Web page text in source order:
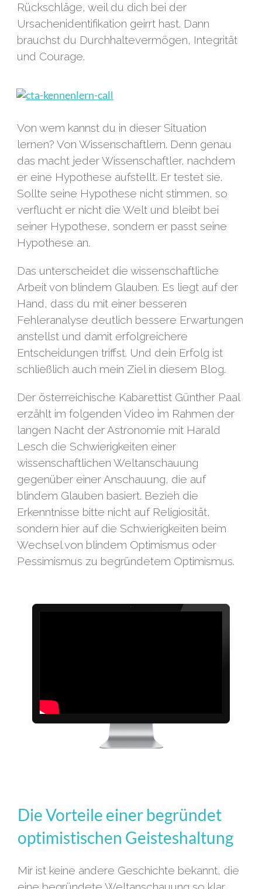
Rückschläge, weil du dich bei der
Ursachenidentifikation geirrt hast. Dann
brauchst du Durchhaltevermögen, Integrität
und Courage.
Von wem kannst du in dieser Situation
lernen? Von Wissenschaftlern. Denn genau
das macht jeder Wissenschaftler, nachdem
er eine Hypothese aufstellt. Er testet sie.
Sollte seine Hypothese nicht stimmen, so
verflucht er nicht die Welt und bleibt bei
seiner Hypothese, sondern er passt seine
Hypothese an.
Das unterscheidet die wissenschaftliche
Arbeit von blindem Glauben. Es liegt auf der
Hand, dass du mit einer besseren
Fehleranalyse deutlich bessere Erwartungen
anstellst und damit erfolgreichere
Entscheidungen triffst. Und dein Erfolg ist
schließlich auch mein Ziel in diesem Blog.
Der österreichische Kabarettist Günther Paal
erzählt im folgenden Video im Rahmen der
langen Nacht der Astronomie mit Harald
Lesch die Schwierigkeiten einer
wissenschaftlichen Weltanschauung
gegenüber einer Anschauung, die auf
blindem Glauben basiert. Bezieh die
Erkenntnisse bitte nicht auf Religiosität,
sondern hier auf die Schwierigkeiten beim
Wechsel von blindem Optimismus oder
Pessimismus zu begründetem Optimismus.
Die Vorteile einer begründet
optimistischen Geisteshaltung
Mir ist keine andere Geschichte bekannt, die